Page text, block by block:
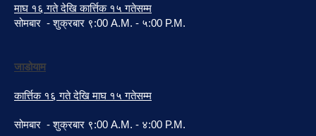
माघ १६ गते देखि कार्त्तिक १५ गतेसम्म
सोमबार - शुक्रबार ९:00 A.M. - ५:00 P.M.
जाडोयाम
कार्त्तिक १६ गते देखि माघ १५ गतेसम्म
सोमबार - शुक्रबार ९:00 A.M. - ४:00 P.M.